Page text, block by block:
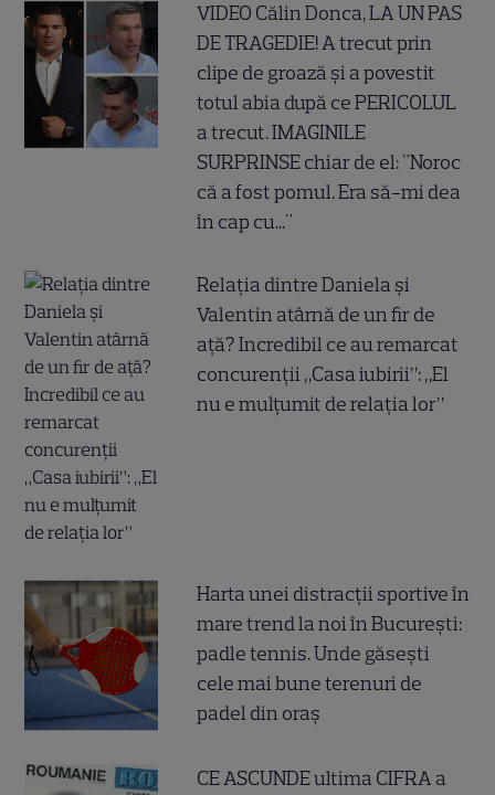
VIDEO Călin Donca, LA UN PAS
DE TRAGEDIE! A trecut prin
clipe de groază și a povestit
totul abia după ce PERICOLUL
a trecut. IMAGINILE
SURPRINSE chiar de el: "Noroc
că a fost pomul. Era să-mi dea
în cap cu..."
Relația dintre Daniela și
Valentin atârnă de un fir de
ață? Incredibil ce au remarcat
concurenții „Casa iubirii”: „El
nu e mulțumit de relația lor”
Harta unei distracții sportive în
mare trend la noi în București:
padle tennis. Unde găsești
cele mai bune terenuri de
padel din oraș
CE ASCUNDE ultima CIFRA a